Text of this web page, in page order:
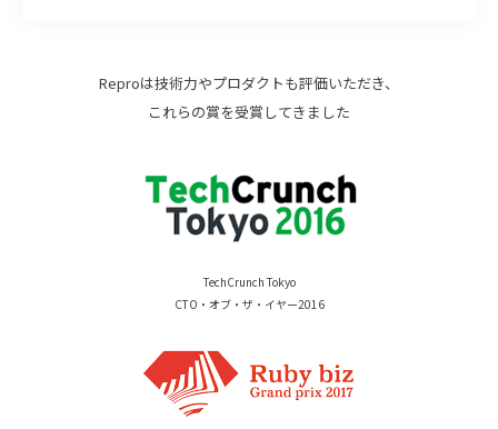
Reproは技術力やプロダクトも評価いただき、
これらの賞を受賞してきました
TechCrunch Tokyo
CTO・オブ・ザ・イヤー2016